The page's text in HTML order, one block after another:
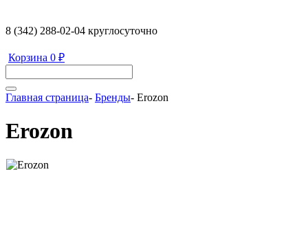
8 (342) 288-02-04 круглосуточно
Корзина 0 ₽
Главная страница- Бренды- Erozon
Erozon